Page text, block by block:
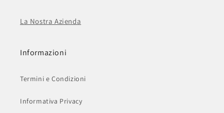
La Nostra Azienda
Informazioni
Termini e Condizioni
Informativa Privacy